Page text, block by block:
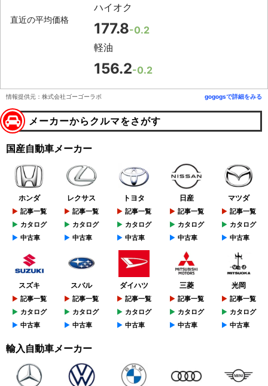
直近の平均価格
ハイオク
177.8-0.2
軽油
156.2-0.2
情報提供元：株式会社ゴーゴーラボ gogogsで詳細をみる
メーカーからクルマをさがす
国産自動車メーカー
ホンダ
記事一覧
カタログ
中古車
レクサス
記事一覧
カタログ
中古車
トヨタ
記事一覧
カタログ
中古車
日産
記事一覧
カタログ
中古車
マツダ
記事一覧
カタログ
中古車
スズキ
記事一覧
カタログ
中古車
スバル
記事一覧
カタログ
中古車
ダイハツ
記事一覧
カタログ
中古車
三菱
記事一覧
カタログ
中古車
光岡
記事一覧
カタログ
中古車
輸入自動車メーカー